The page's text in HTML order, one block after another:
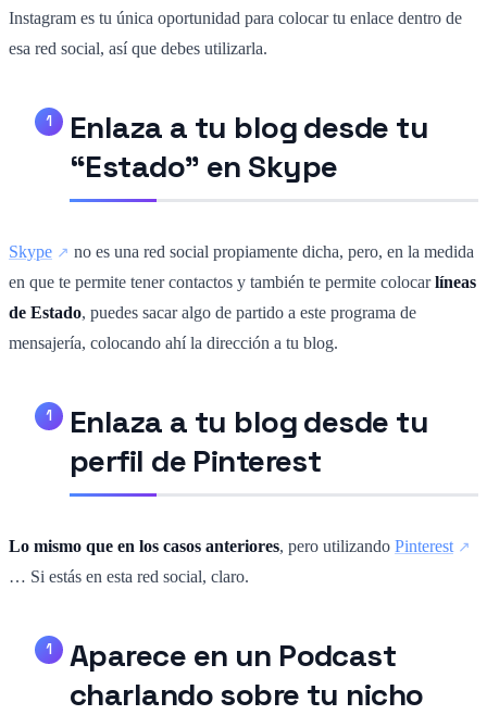
Instagram es tu única oportunidad para colocar tu enlace dentro de
esa red social, así que debes utilizarla.
Enlaza a tu blog desde tu
“Estado” en Skype
Skype
no es una red social propiamente dicha, pero, en la medida
en que te permite tener contactos y también te permite colocarlíneas
de Estado, puedes sacar algo de partido a este programa de
mensajería, colocando ahí la dirección a tu blog.
Enlaza a tu blog desde tu
perfil de Pinterest
Lo mismo que en los casos anteriores, pero utilizando Pinterest
… Si estás en esta red social, claro.
Aparece en un Podcast
charlando sobre tu nicho